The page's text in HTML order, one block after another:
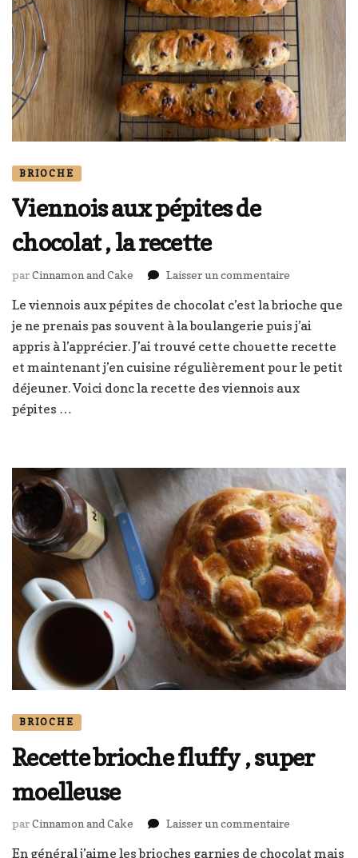
BRIOCHE
Viennois aux pépites de
chocolat , la recette
parCinnamon and Cake Laisser un commentaire
aux
pépites
,
la
Le viennois aux pépites de chocolat c’est la brioche que
je ne prenais pas souvent à la boulangerie puis j’ai
appris à l’apprécier. J’ai trouvé cette chouette recette
et maintenant j’en cuisine régulièrement pour le petit
déjeuner. Voici donc la recette des viennois aux
pépites …
BRIOCHE
Recette brioche fluffy , super
moelleuse
parCinnamon and Cake Laisser un commentaire
En général j’aime les brioches garnies de chocolat mais